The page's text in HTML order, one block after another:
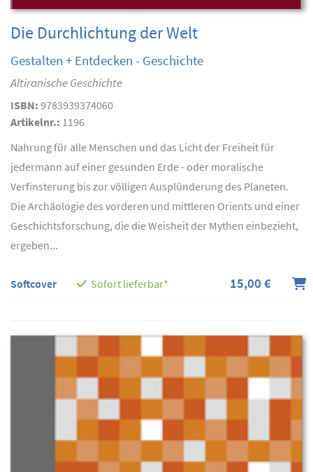
Die Durchlichtung der Welt
Gestalten + Entdecken - Geschichte
Altiranische Geschichte
ISBN: 9783939374060
Artikelnr.: 1196
Nahrung für alle Menschen und das Licht der Freiheit für
jedermann auf einer gesunden Erde - oder moralische
Verfinsterung bis zur völligen Ausplünderung des Planeten.
Die Archäologie des vorderen und mittleren Orients und einer
Geschichtsforschung, die die Weisheit der Mythen einbezieht,
ergeben...
Softcover Sofort lieferbar* 15,00 €